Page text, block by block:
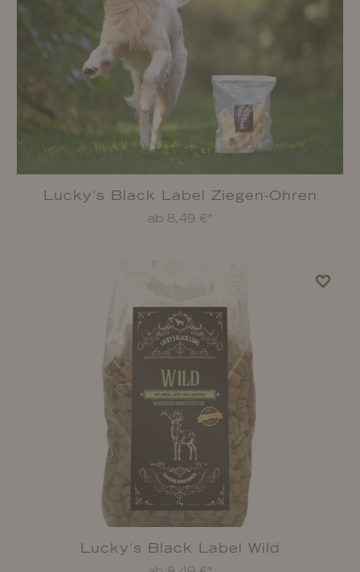
ab 3,49 €*
Rukka Pets Fluffy mit 1 Handschlaufe
ab 12,90 €*